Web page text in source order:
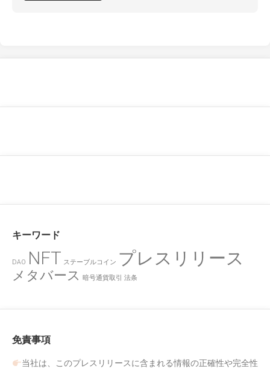
キーワード
DAO NFT ステーブルコイン プレスリリース
メタバース 暗号通貨取引 法条
免責事項
当社は、このプレスリリースに含まれる情報の正確性や完全性